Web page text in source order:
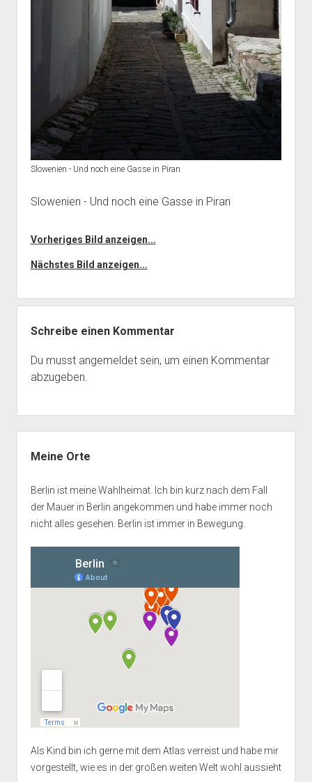
Slowenien - Und noch eine Gasse in Piran
Slowenien - Und noch eine Gasse in Piran
Vorheriges Bild anzeigen...
Nächstes Bild anzeigen...
Schreibe einen Kommentar
Du musst angemeldetsein, um einen Kommentar
abzugeben.
Meine Orte
Berlin ist meine Wahlheimat. Ich bin kurz nach dem Fall
der Mauer in Berlin angekommen und habe immer noch
nicht alles gesehen. Berlin ist immer in Bewegung.
Als Kind bin ich gerne mit dem Atlas verreist und habe mir
vorgestellt, wie es in der großen weiten Welt wohl aussieht